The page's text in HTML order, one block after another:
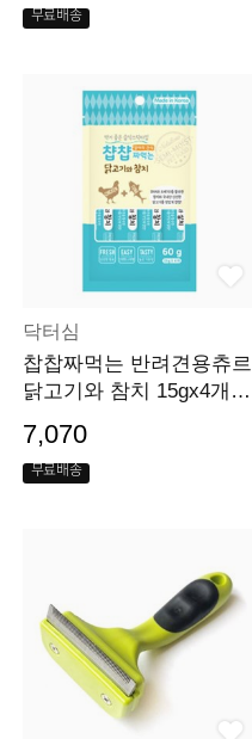
무료배송
닥터심
찹찹짜먹는 반려견용츄르
닭고기와 참치 15gx4개입
7,070
무료배송